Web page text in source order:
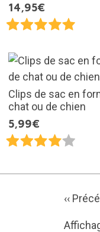
14,95€
Clips de sac en
chat ou de chien
5,99€
‹‹